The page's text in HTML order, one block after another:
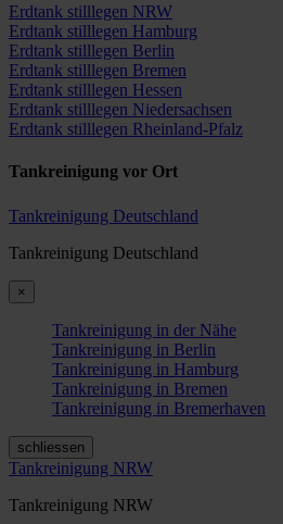
Erdtank stilllegen NRW
Erdtank stilllegen Hamburg
Erdtank stilllegen Berlin
Erdtank stilllegen Bremen
Erdtank stilllegen Hessen
Erdtank stilllegen Niedersachsen
Erdtank stilllegen Rheinland-Pfalz
Tankreinigung vor Ort
Tankreinigung Deutschland
Tankreinigung Deutschland
×
Tankreinigung in der Nähe
Tankreinigung in Berlin
Tankreinigung in Hamburg
Tankreinigung in Bremen
Tankreinigung in Bremerhaven
schliessen
Tankreinigung NRW
Tankreinigung NRW